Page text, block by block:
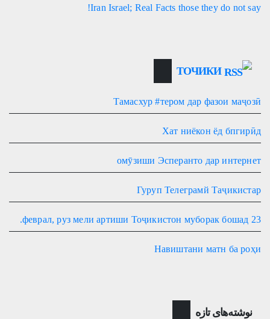
Iran Israel; Real Facts those they do not say!
ТОЧИКИ
Тамасхур #тером дар фазои маҷозӣ
Хат ниёкон ёд бпгирӣд
омӯзиши Эсперанто дар интернет
Гуруп Телеграмй Таҷикистар
23 феврал, руз мели артиши Тоҷикистон муборак бошад.
Навиштани матн ба роҳи
نوشته‌های تازه